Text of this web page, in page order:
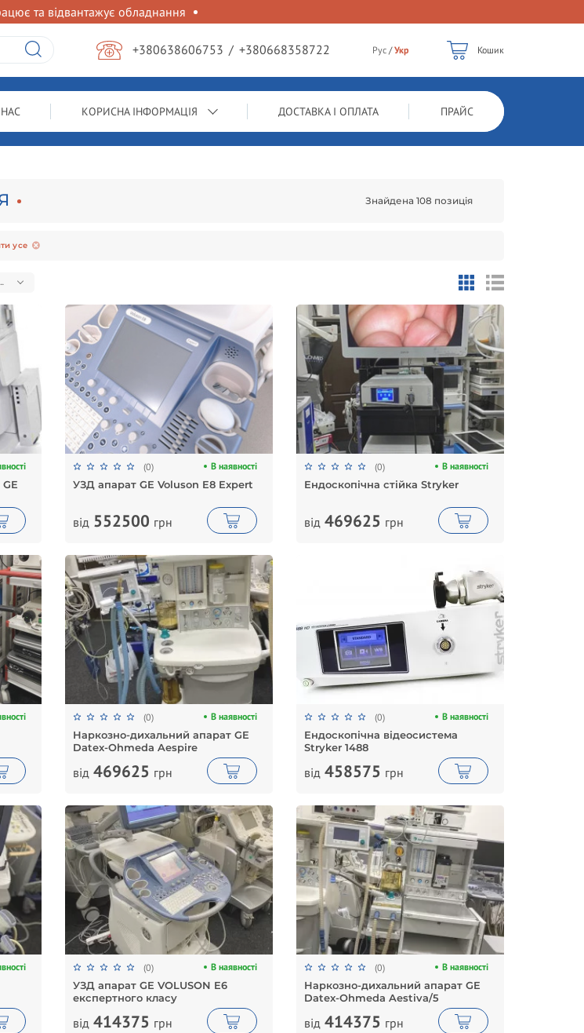
та відвантажує обладнання
+380638606753 / +380668358722 Рус /Укр Кошик
КОРИСНА ІНФОРМАЦІЯ ДОСТАВКА І ОПЛАТА ПРАЙС
Знайдена 108 позиція
усе
до дешевих
(0) В наявності
УЗД апарат GE Voluson E8 Expert
від552500 грн
(0) В наявності
Ендоскопічна стійка Stryker
від469625 грн
(0) В наявності
Наркозно-дихальний апарат GE
Datex-Ohmeda Aespire
від469625 грн
(0) В наявності
Ендоскопічна відеосистема
Stryker 1488
від458575 грн
(0) В наявності
УЗД апарат GE VOLUSON E6
експертного класу
від414375 грн
(0) В наявності
Наркозно-дихальний апарат GE
Datex-Ohmeda Aestiva/5
від414375 грн